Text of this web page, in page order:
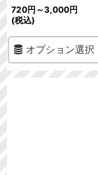
720円 ～3,000円
(税込)
オプション選択